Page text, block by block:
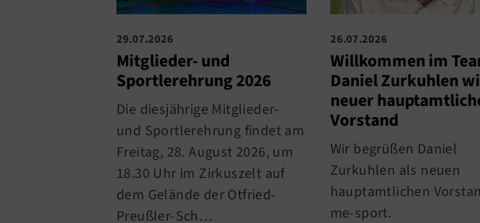
29.07.2026
Mitglieder- und
Sportlerehrung 2026
Die diesjährige Mitglieder-
und Sportlerehrung findet am
Freitag, 28. August 2026, um
18.30 Uhr im Zirkuszelt auf
dem Gelände der Otfried-
Preußler-Sch…
26.07.2026
Willkommen im
Daniel Zurkuhlen
neuer
Vorstand
Wir begrüßen Daniel
Zurkuhlen als neuen
hauptamtlichen
me-sport.